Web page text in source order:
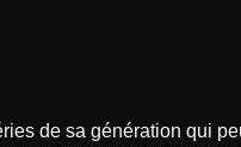
de sa génération qui